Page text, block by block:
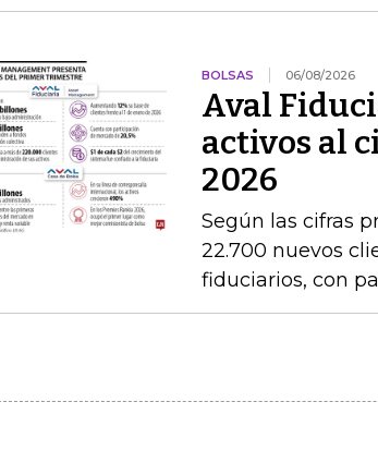
BOLSAS 06/08/2026
Aval
activos al
2026
Según las cifras
22.700 nuevos
fiduciarios, con